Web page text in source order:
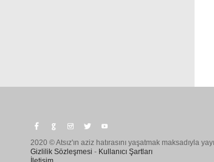
2020 © Atsız'ın aziz hatırasını yaşatmak maksadıyla
Gizlilik Sözleşmesi - Kullanıcı Şartları